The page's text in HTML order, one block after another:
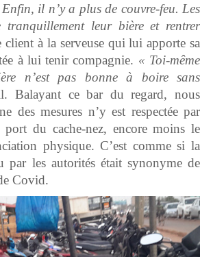
il n’y a plus de couvre-feu. Les
tranquillement leur bière et rentrer
client à la serveuse qui lui apporte sa
à lui tenir compagnie. « Toi-même
n’est pas bonne à boire sans
Balayant ce bar du regard, nous
des mesures n’y est respectée par
du cache-nez, encore moins le
physique. C’est comme si la
par les autorités était synonyme de
Covid.